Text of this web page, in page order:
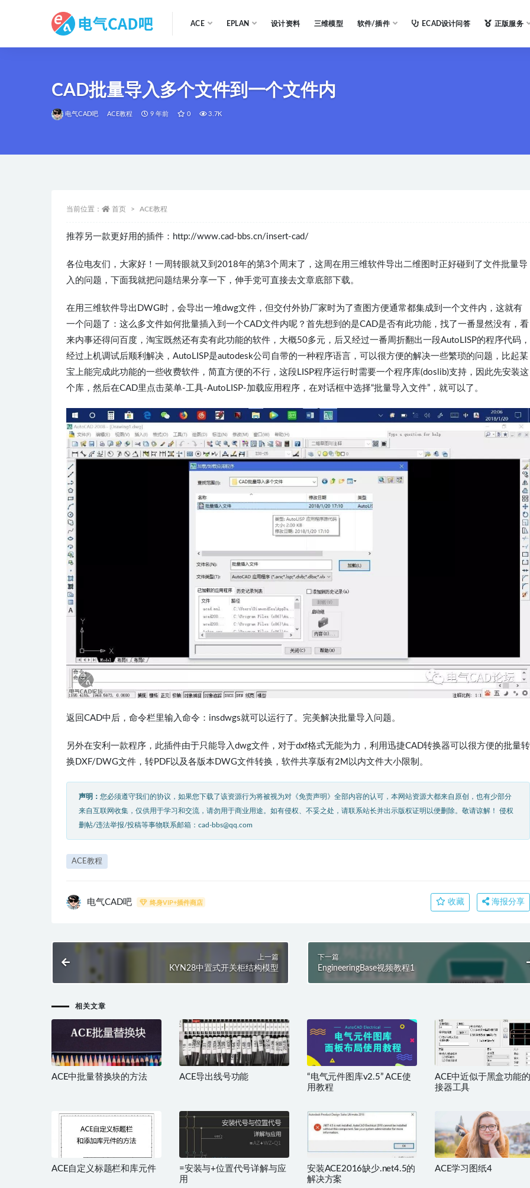
ACE EPLAN 设计资料 三维模型 软件/插件 ECAD设计问答 正版服务
CAD批量导入多个文件到一个文件内
电气CAD吧 ACE教程 9 年前 0 3.7K
当前位置： 首页 ACE教程
推荐另一款更好用的插件： http://www.cad-bbs.cn/insert-cad/
各位电友们，大家好！一周转眼就又到2018年的第3个周末了，这周在用三维软件导出二维图时正好碰到了文件批量导
入的问题，下面我就把问题结果分享一下，伸手党可直接去文章底部下载。
在用三维软件导出DWG时，会导出一堆dwg文件，但交付外协厂家时为了查图方便通常都集成到一个文件内，这就有
一个问题了：这么多文件如何批量插入到一个CAD文件内呢？首先想到的是CAD是否有此功能，找了一番显然没有，看
来内事还得问百度，淘宝既然还有卖有此功能的软件，大概50多元，后又经过一番周折翻出一段AutoLISP的程序代码，
经过上机调试后顺利解决，AutoLISP是autodesk公司自带的一种程序语言，可以很方便的解决一些繁琐的问题，比起某
宝上能完成此功能的一些收费软件，简直方便的不行，这段LISP程序运行时需要一个程序库(doslib)支持，因此先安装这
个库，然后在CAD里点击菜单-工具-AutoLISP-加载应用程序，在对话框中选择“批量导入文件”，就可以了。
返回CAD中后，命令栏里输入命令：insdwgs就可以运行了。完美解决批量导入问题。
另外在安利一款程序，此插件由于只能导入dwg文件，对于dxf格式无能为力，利用迅捷CAD转换器可以很方便的批量转
换DXF/DWG文件，转PDF以及各版本DWG文件转换，软件共享版有2M以内文件大小限制。
声明： 您必须遵守我们的协议，如果您下载了该资源行为将被视为对《免责声明》全部内容的认可，本网站资源大都来自原创，也有少部分
来自互联网收集，仅供用于学习和交流，请勿用于商业用途。如有侵权、不妥之处，请联系站长并出示版权证明以便删除。敬请谅解！ 侵权
删帖/违法举报/投稿等事物联系邮箱：cad-bbs@qq.com
ACE教程
电气CAD吧 终身VIP+插件商店 收藏 海报分享
上一篇
KYN28中置式开关柜结构模型
下一篇
EngineeringBase视频教程1
相关文章
ACE中批量替换块的方法 ACE导出线号功能
“电气元件图库v2.5” ACE使
用教程
ACE中近似于黑盒功能
接器工具
ACE自定义标题栏和库元件
=安装与+位置代号详解与应
用
安装ACE2016缺少.net4.5的
解决方案
ACE学习图纸4